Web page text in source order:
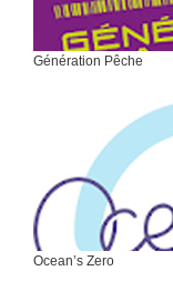
Génération Pêche
Ocean’s Zero